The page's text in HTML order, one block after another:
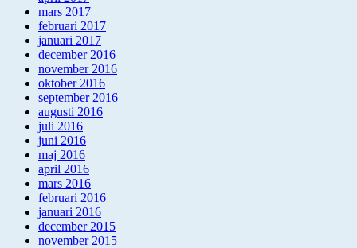
mars 2017
februari 2017
januari 2017
december 2016
november 2016
oktober 2016
september 2016
augusti 2016
juli 2016
juni 2016
maj 2016
april 2016
mars 2016
februari 2016
januari 2016
december 2015
november 2015